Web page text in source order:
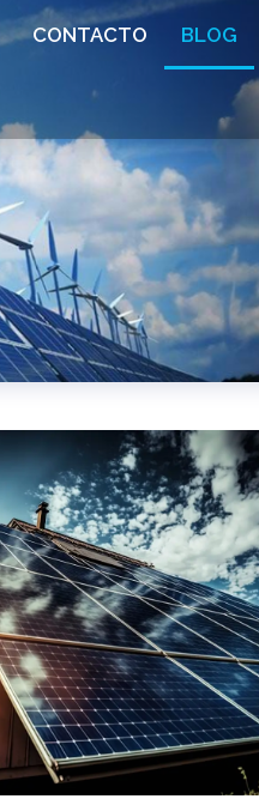
CONTACTO BLOG